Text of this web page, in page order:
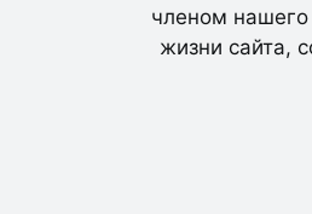
членом
жизни сайта,